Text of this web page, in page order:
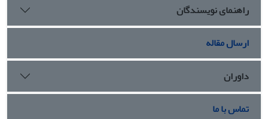
راهنمای نویسندگان
ارسال مقاله
داوران
تماس با ما